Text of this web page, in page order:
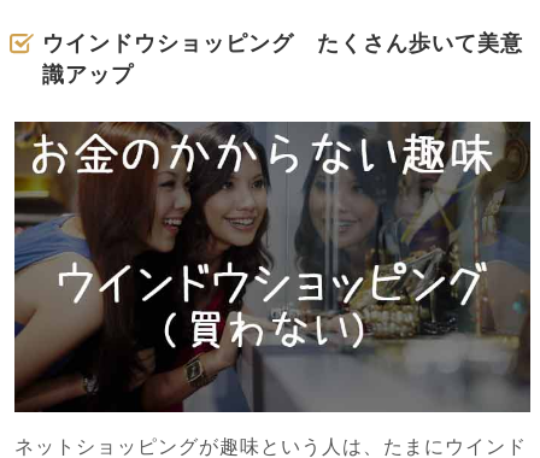
ウインドウショッピング たくさん歩いて美意
識アップ
ネットショッピングが趣味という人は、たまにウインド